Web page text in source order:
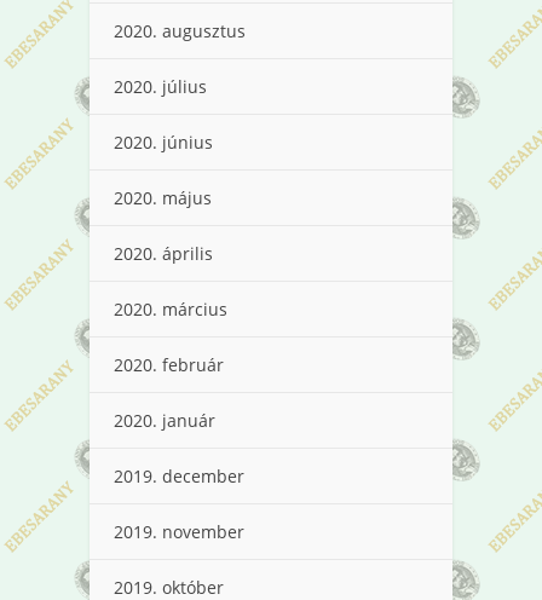
2020. augusztus
2020. július
2020. június
2020. május
2020. április
2020. március
2020. február
2020. január
2019. december
2019. november
2019. október